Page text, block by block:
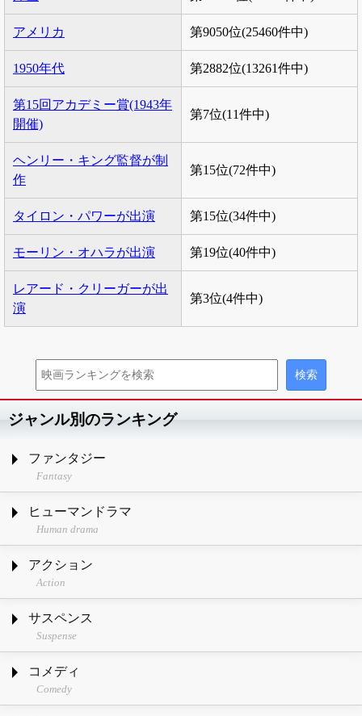
アメリカ 第9050位(25460件中)
1950年代 第2882位(13261件中)
第15回アカデミー賞(1943年
開催)
第7位(11件中)
ヘンリー・キング監督が制
作
第15位(72件中)
タイロン・パワーが出演 第15位(34件中)
モーリン・オハラが出演 第19位(40件中)
レアード・クリーガーが出
演
第3位(4件中)
ジャンル別のランキング
ファンタジー
Fantasy
ヒューマンドラマ
Human drama
アクション
Action
サスペンス
Suspense
コメディ
Comedy